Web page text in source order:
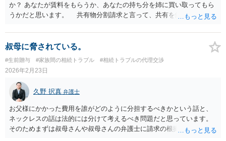
か？ あなたが賃料をもらうか、あなたの持ち分を姉に買い取ってもら
うかだと思います。 共有物分割請求と言って、共有を解消する場合
とができます。 ただし、共有で贈与を受けるときに、相手が使用す
ることを認めると そのような共有物分割請求ができるのかが問題と
なってしまいます。 ②仮に姉がこの家で事業を始めた場合、私に一定
の賃貸料を払うのが一般的でしょうか？ 姉だけ使用することを認
めるのであれば賃料をもらったらよいと思います。 ③家や土地を共有
名義にするとトラブルが多いと聞きますが、家を兄弟姉妹で相続・贈
与を受ける場合みなさんどうしているのでしょうか。 共有で贈与
を受けるということは少なく、相続で共有となった場合は遺産分割の
際に なるべく共有にしないで、代償金をもらうか、売って代金を分
ける方法にする。 やむなく共有になってしまった場合は共有物分割
請求で共有状態を解消するのが一般的です。 最初から、共有で相
叔母に脅されている。
#生前贈与 #家族間の相続トラブル #相続トラブルの代理交渉
2026年2月23日
久野 択真 弁護士
お父様にかかった費用を誰がどのように分担するべきかという話と、
ネックレスの話は法的には分けて考えるべき問題だと思っています。
そのためまずは叔母さんや叔母さんの弁護士に請求の根拠を尋ねてみ